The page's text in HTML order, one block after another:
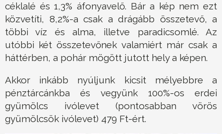
céklalé és 1,3% áfonyavelő. Bár a kép nem ezt
közvetíti, 8,2%-a csak a drágább összetevő, a
többi víz és alma, illetve paradicsomlé. Az
utóbbi két összetevőnek valamiért már csak a
háttérben, a pohár mögött jutott hely a képen.
Akkor inkább nyúljunk kicsit mélyebbre a
pénztárcánkba és vegyünk 100%-os erdei
gyümölcs ivólevet (pontosabban vörös
gyümölcsök ivólevet) 479 Ft-ért.